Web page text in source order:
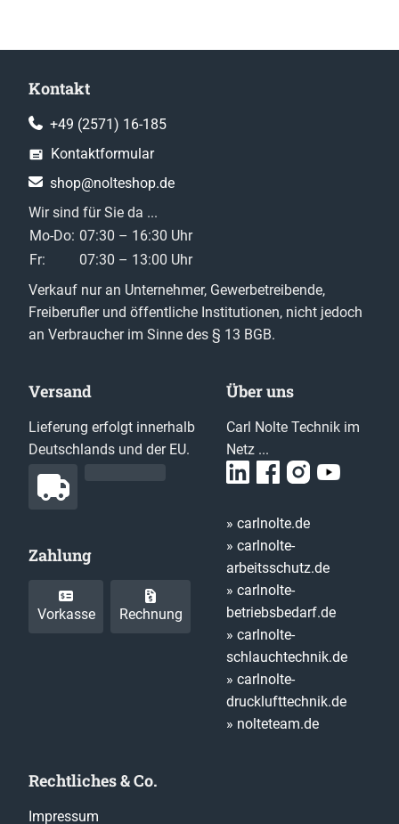
Kontakt
+49 (2571) 16-185
Kontaktformular
shop@nolteshop.de
Wir sind für Sie da ...
Mo-Do: 07:30 – 16:30 Uhr
Fr:
07:30 – 13:00 Uhr
Verkauf nur an Unternehmer, Gewerbetreibende,
Freiberufler und öffentliche Institutionen, nicht jedoch
an Verbraucher im Sinne des § 13 BGB.
Versand
Lieferung erfolgt innerhalb
Deutschlands und der EU.
Zahlung
Vorkasse Rechnung
Über uns
Carl Nolte Technik im
Netz ...
» carlnolte.de
» carlnolte-
arbeitsschutz.de
» carlnolte-
betriebsbedarf.de
» carlnolte-
schlauchtechnik.de
» carlnolte-
drucklufttechnik.de
» nolteteam.de
Rechtliches & Co.
Impressum